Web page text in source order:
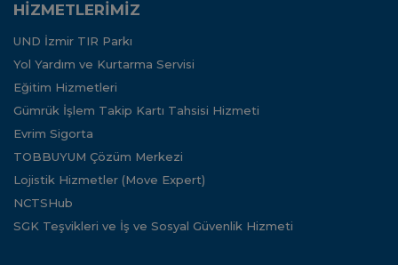
HİZMETLERİMİZ
UND İzmir TIR Parkı
Yol Yardım ve Kurtarma Servisi
Eğitim Hizmetleri
Gümrük İşlem Takip Kartı Tahsisi Hizmeti
Evrim Sigorta
TOBBUYUM Çözüm Merkezi
Lojistik Hizmetler (Move Expert)
NCTSHub
SGK Teşvikleri ve İş ve Sosyal Güvenlik Hizmeti